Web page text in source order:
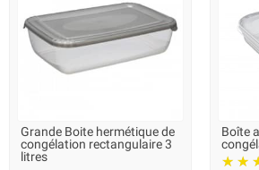
LIVRAISON 2 À 3 JOURS
Grande Boite hermétique de
congélation rectangulaire 3
litres
Boîte